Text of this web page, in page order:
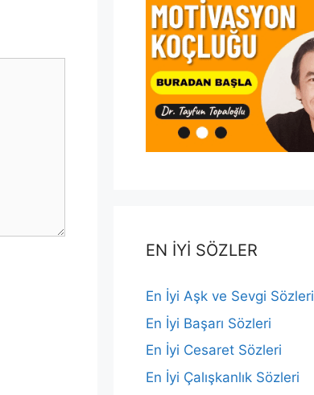
EN İYİ SÖZLER
En İyi Aşk ve Sevgi Sözleri
En İyi Başarı Sözleri
En İyi Cesaret Sözleri
En İyi Çalışkanlık Sözleri